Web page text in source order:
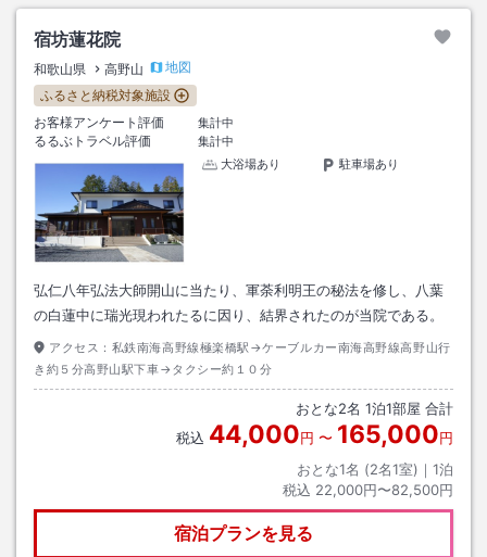
宿坊蓮花院
和歌山県 高野山
地図
ふるさと納税対象施設
お客様アンケート評価
集計中
るるぶトラベル評価
集計中
大浴場あり
駐車場あり
弘仁八年弘法大師開山に当たり、軍荼利明王の秘法を修し、八葉
の白蓮中に瑞光現われたるに因り、結界されたのが当院である。
アクセス： 私鉄南海高野線極楽橋駅→ケーブルカー南海高野線高野山行
き約５分高野山駅下車→タクシー約１０分
おとな2名 1泊1部屋 合計
税込 44,000円 〜 165,000円
おとな1名 (2名1室)｜ 1泊
税込 22,000円〜82,500円
宿泊プランを見る